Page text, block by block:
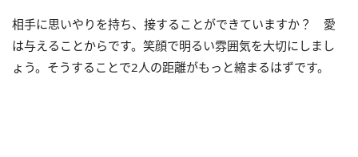
相手に思いやりを持ち、接することができていますか？ 愛
は与えることからです。笑顔で明るい雰囲気を大切にしまし
ょう。そうすることで2人の距離がもっと縮まるはずです。